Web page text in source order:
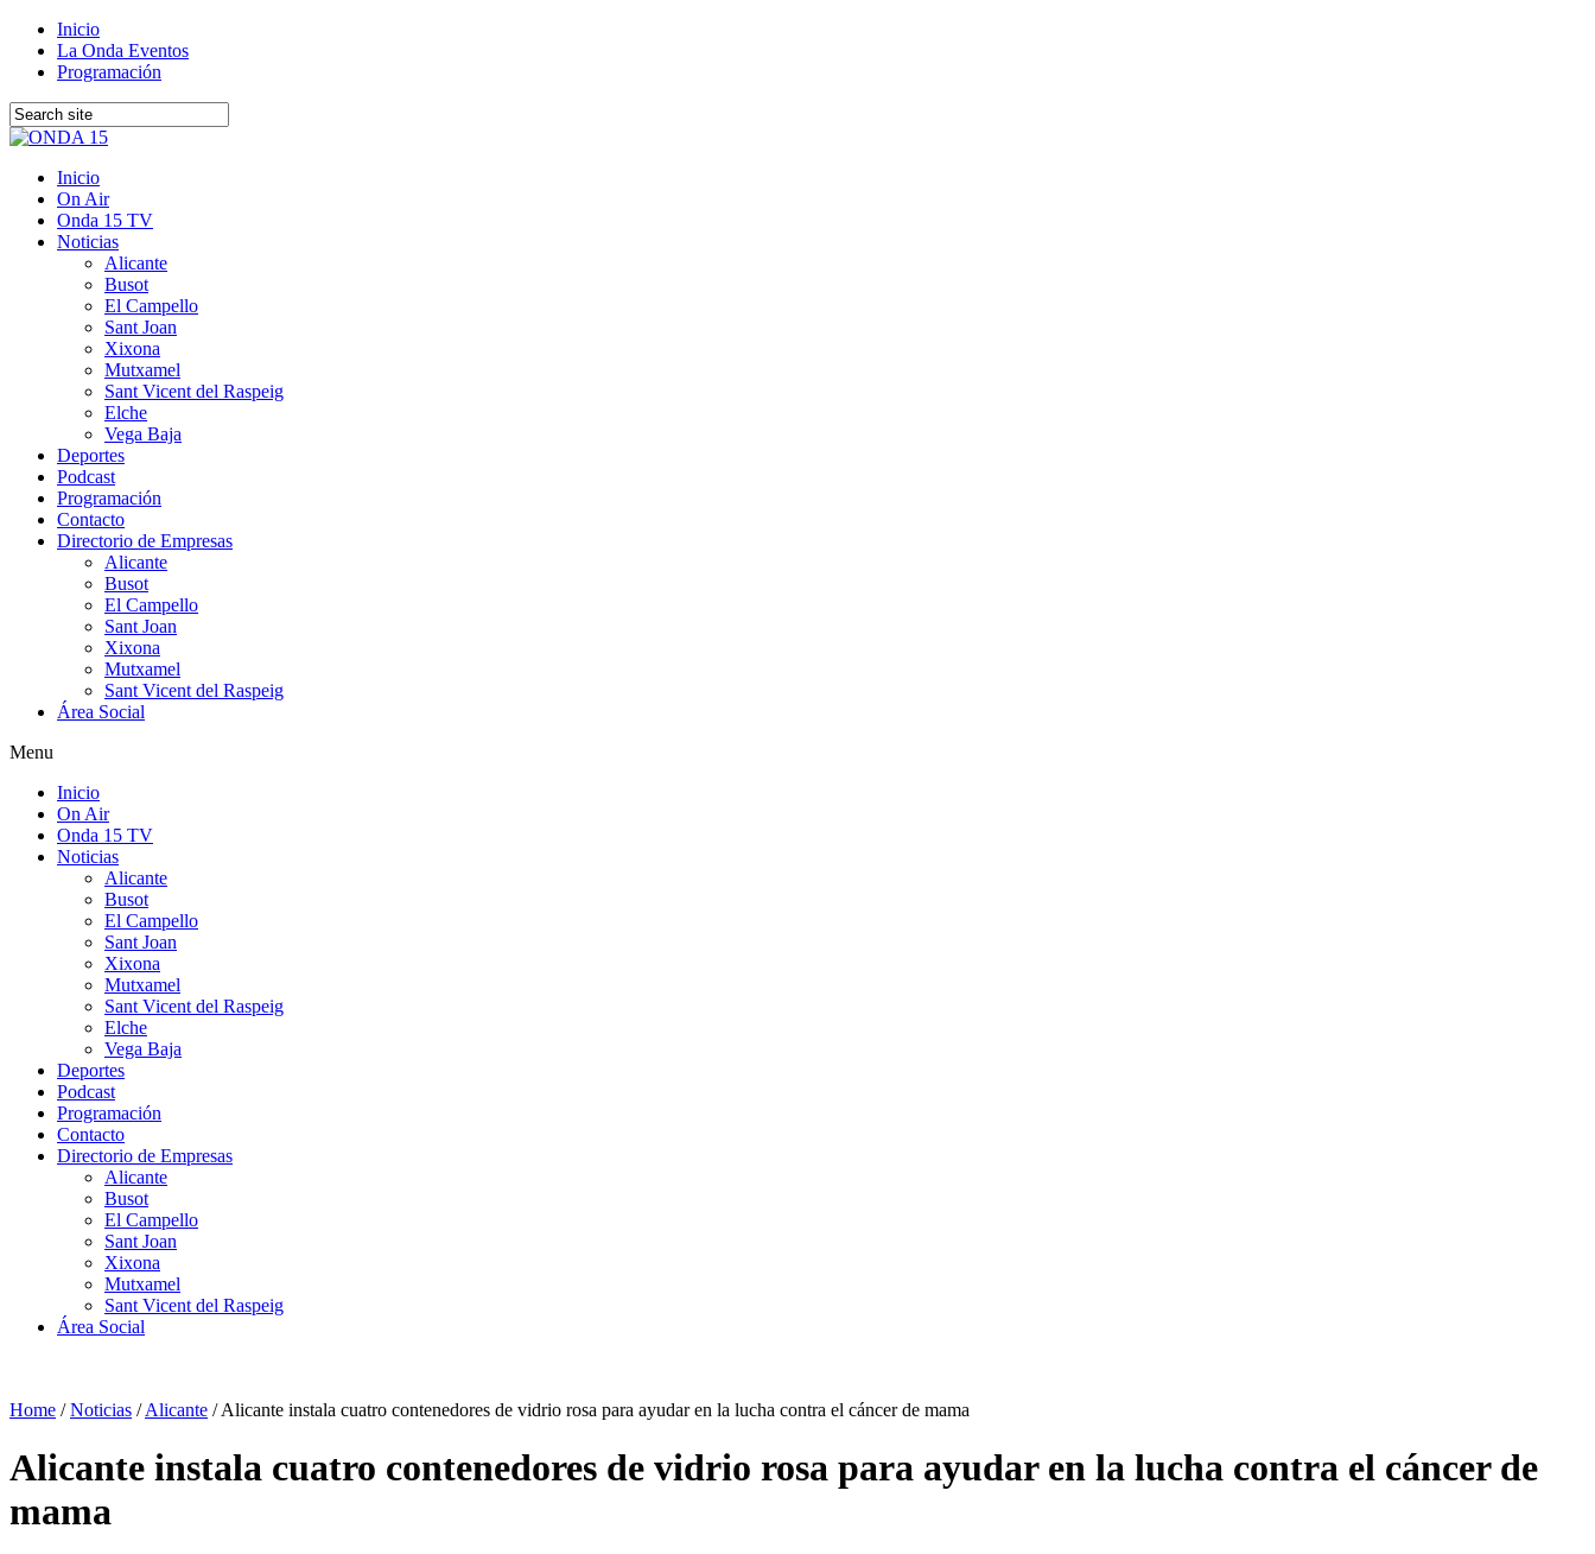
Inicio
La Onda Eventos
Programación
Inicio
On Air
Onda 15 TV
Noticias
Alicante
Busot
El Campello
Sant Joan
Xixona
Mutxamel
Sant Vicent del Raspeig
Elche
Vega Baja
Deportes
Podcast
Programación
Contacto
Directorio de Empresas
Alicante
Busot
El Campello
Sant Joan
Xixona
Mutxamel
Sant Vicent del Raspeig
Área Social
Menu
Inicio
On Air
Onda 15 TV
Noticias
Alicante
Busot
El Campello
Sant Joan
Xixona
Mutxamel
Sant Vicent del Raspeig
Elche
Vega Baja
Deportes
Podcast
Programación
Contacto
Directorio de Empresas
Alicante
Busot
El Campello
Sant Joan
Xixona
Mutxamel
Sant Vicent del Raspeig
Área Social
Home /Noticias /Alicante /Alicante instala cuatro contenedores de vidrio rosa para ayudar en la lucha contra el cáncer de mama
Alicante instala cuatro contenedores de vidrio rosa para ayudar en la lucha contra el cáncer de
mama